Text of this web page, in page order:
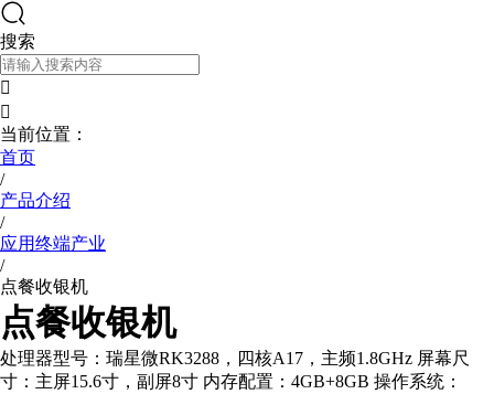
搜索


当前位置：
首页
/
产品介绍
/
应用终端产业
/
点餐收银机
点餐收银机
处理器型号：瑞星微RK3288，四核A17，主频1.8GHz 屏幕尺
寸：主屏15.6寸，副屏8寸 内存配置：4GB+8GB 操作系统：